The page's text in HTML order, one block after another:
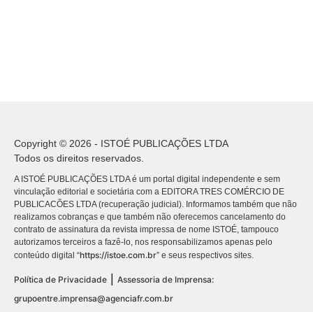
Copyright © 2026 - ISTOÉ PUBLICAÇÕES LTDA
Todos os direitos reservados.
A ISTOÉ PUBLICAÇÕES LTDA é um portal digital independente e sem
vinculação editorial e societária com a EDITORA TRES COMÉRCIO DE
PUBLICACÕES LTDA (recuperação judicial). Informamos também que não
realizamos cobranças e que também não oferecemos cancelamento do
contrato de assinatura da revista impressa de nome ISTOÉ, tampouco
autorizamos terceiros a fazê-lo, nos responsabilizamos apenas pelo
conteúdo digital “https://istoe.com.br” e seus respectivos sites.
Política de Privacidade
Assessoria de Imprensa:
grupoentre.imprensa@agenciafr.com.br